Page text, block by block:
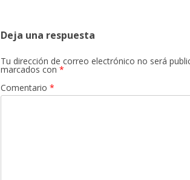
Deja una respuesta
Tu dirección de correo electrónico no será
marcados con *
Comentario *